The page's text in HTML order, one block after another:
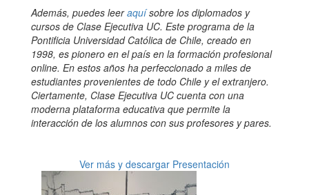
Además, puedes leeraquísobre los diplomados y
cursos de Clase Ejecutiva UC. Este programa de la
Pontificia Universidad Católica de Chile, creado en
1998, es pionero en el país en la formación profesional
online. En estos años ha perfeccionado a miles de
estudiantes provenientes de todo Chile y el extranjero.
Ciertamente, Clase Ejecutiva UC cuenta con una
moderna plataforma educativa que permite la
interacción de los alumnos con sus profesores y pares.
Ver más y descargar Presentación